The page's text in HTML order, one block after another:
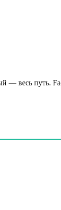
— весь путь.